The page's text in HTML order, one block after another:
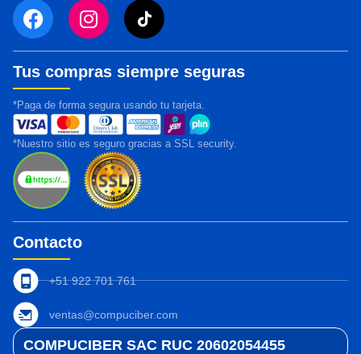
Tus compras siempre seguras
*Paga de forma segura usando tu tarjeta.
*Nuestro sitio es seguro gracias a SSL security.
Contacto
+51 922 701 761
ventas@compuciber.com
COMPUCIBER SAC RUC 20602054455